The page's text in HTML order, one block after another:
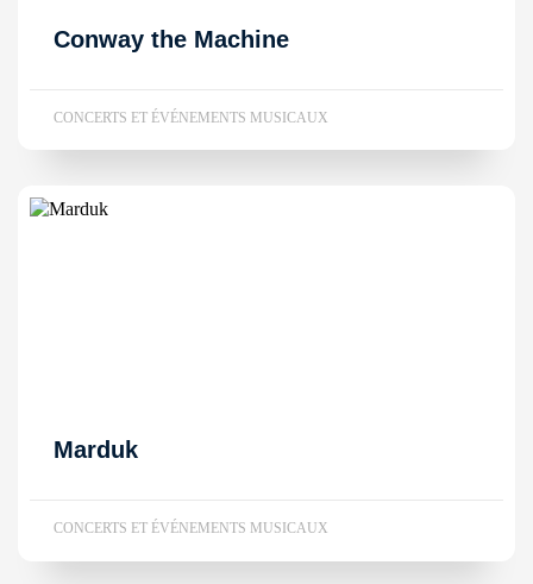
Conway the Machine
CONCERTS ET ÉVÉNEMENTS MUSICAUX
Marduk
CONCERTS ET ÉVÉNEMENTS MUSICAUX